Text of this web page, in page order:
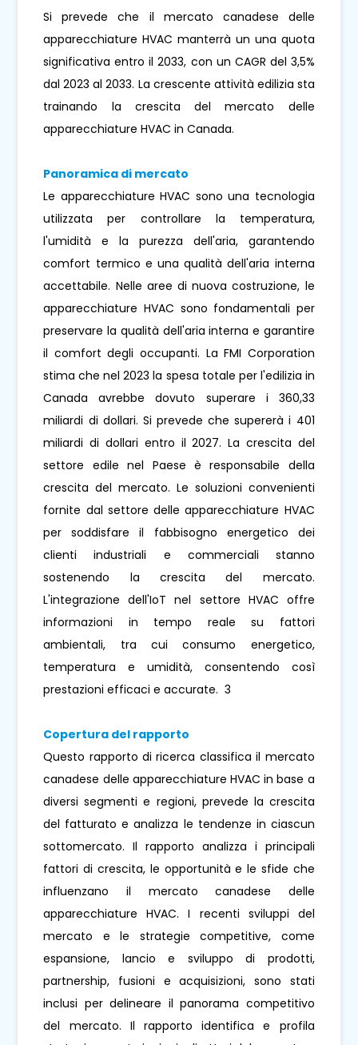
Si prevede che il mercato canadese delle
apparecchiature HVAC manterrà un una quota
significativa entro il 2033, con un CAGR del 3,5%
dal 2023 al 2033. La crescente attività edilizia sta
trainando la crescita del mercato delle
apparecchiature HVAC in Canada.
Panoramica di mercato
Le apparecchiature HVAC sono una tecnologia
utilizzata per controllare la temperatura,
l'umidità e la purezza dell'aria, garantendo
comfort termico e una qualità dell'aria interna
accettabile. Nelle aree di nuova costruzione, le
apparecchiature HVAC sono fondamentali per
preservare la qualità dell'aria interna e garantire
il comfort degli occupanti. La FMI Corporation
stima che nel 2023 la spesa totale per l'edilizia in
Canada avrebbe dovuto superare i 360,33
miliardi di dollari. Si prevede che supererà i 401
miliardi di dollari entro il 2027. La crescita del
settore edile nel Paese è responsabile della
crescita del mercato. Le soluzioni convenienti
fornite dal settore delle apparecchiature HVAC
per soddisfare il fabbisogno energetico dei
clienti industriali e commerciali stanno
sostenendo la crescita del mercato.
L'integrazione dell'IoT nel settore HVAC offre
informazioni in tempo reale su fattori
ambientali, tra cui consumo energetico,
temperatura e umidità, consentendo così
prestazioni efficaci e accurate. 3
Copertura del rapporto
Questo rapporto di ricerca classifica il mercato
canadese delle apparecchiature HVAC in base a
diversi segmenti e regioni, prevede la crescita
del fatturato e analizza le tendenze in ciascun
sottomercato. Il rapporto analizza i principali
fattori di crescita, le opportunità e le sfide che
influenzano il mercato canadese delle
apparecchiature HVAC. I recenti sviluppi del
mercato e le strategie competitive, come
espansione, lancio e sviluppo di prodotti,
partnership, fusioni e acquisizioni, sono stati
inclusi per delineare il panorama competitivo
del mercato. Il rapporto identifica e profila